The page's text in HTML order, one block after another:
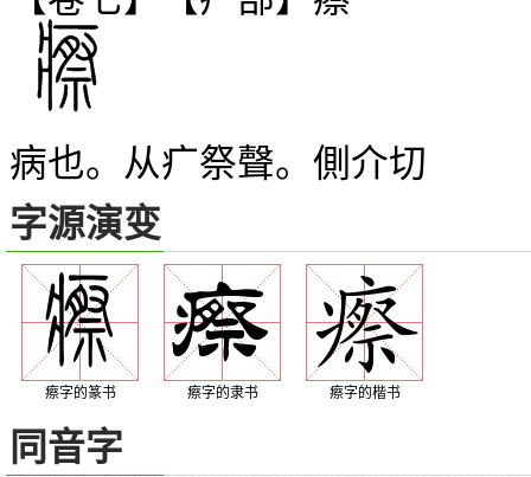
病也。从疒祭聲。側介切
字源演变
瘵字的篆书 瘵字的隶书 瘵字的楷书
同音字